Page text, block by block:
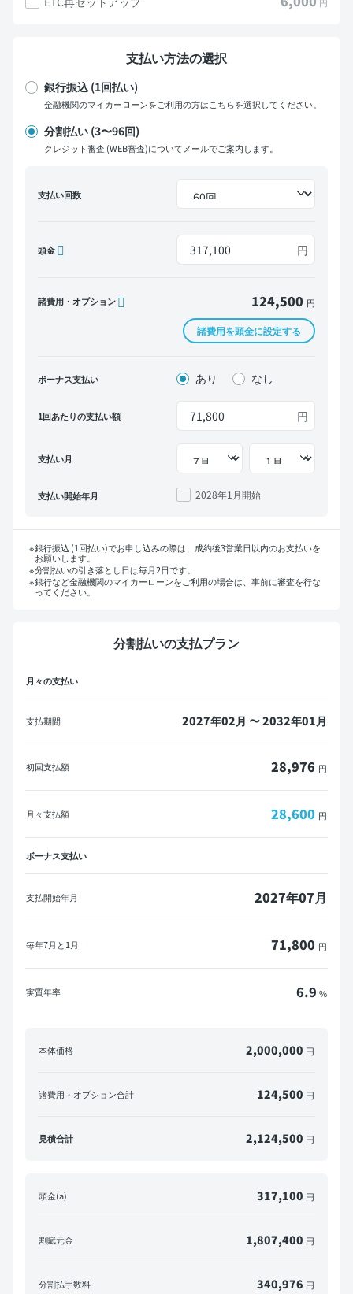
支払い方法の選択
銀行振込 (1回払い)
金融機関のマイカーローンをご利用の方はこちらを選択してください。
分割払い (3〜96回)
クレジット審査 (WEB審査)についてメールでご案内します。
支払い回数
頭金 円
諸費用・オプション 124,500 円
諸費用を頭金に設定する
ボーナス支払い あり なし
1回あたりの支払い額 円
支払い月
支払い開始年月 2028年1月開始
銀行振込 (1回払い)でお申し込みの際は、成約後3営業日以内のお支払いを
お願いします。
分割払いの引き落とし日は毎月2日です。
銀行など金融機関のマイカーローンをご利用の場合は、事前に審査を行な
ってください。
マイカーローンをご利用の方へ
※一部の金融機関ではローンが組めない場合がございます。
PDFダウンロード
分割払いの支払プラン
月々の支払い
支払期間 2027年02月 〜 2032年01月
初回支払額 28,976 円
月々支払額 28,600 円
ボーナス支払い
支払開始年月 2027年07月
毎年7月と1月 71,800 円
実質年率 6.9 %
本体価格 2,000,000 円
諸費用・オプション合計 124,500 円
見積合計 2,124,500 円
頭金(a) 317,100 円
割賦元金 1,807,400 円
分割払手数料 340,976 円